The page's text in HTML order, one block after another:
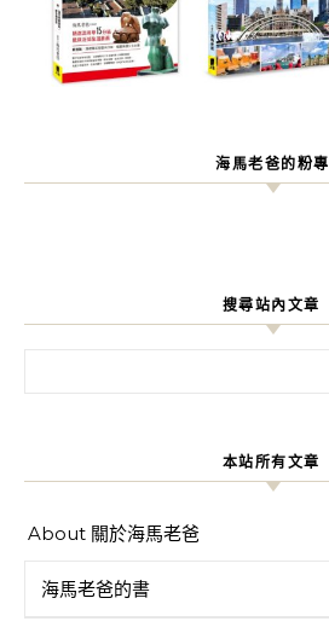
海馬老爸的粉專
搜尋站內文章
本站所有文章
About 關於海馬老爸
海馬老爸的書